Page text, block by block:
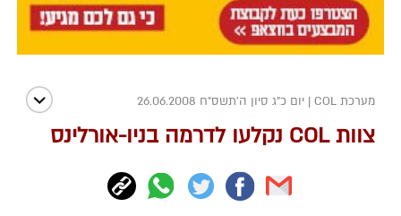
מערכת COL | יום כ"ג סיון ה׳תשס״ח 26.06.2008
צוות COL נקלעו לדרמה בניו-אורלינס